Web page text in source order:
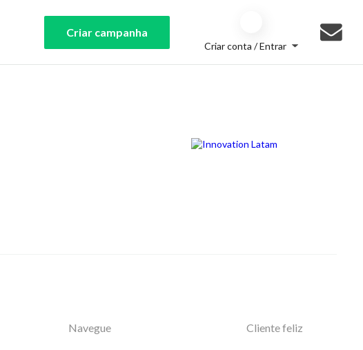
Criar campanha
Criar conta / Entrar
Navegue Cliente feliz